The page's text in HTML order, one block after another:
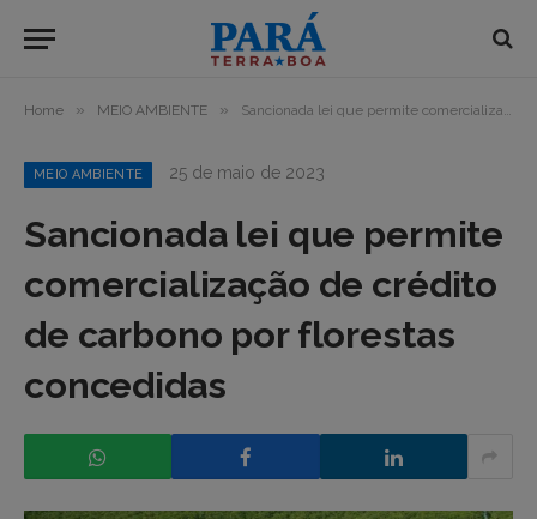
Home » MEIO AMBIENTE » Sancionada lei que permite comercialização de crédito de carbono por florestas concedidas
MEIO AMBIENTE 25 de maio de 2023
Sancionada lei que permite
comercialização de crédito
de carbono por florestas
concedidas